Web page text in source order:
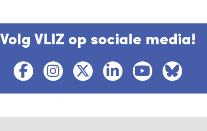
Volg VLIZ op sociale media!